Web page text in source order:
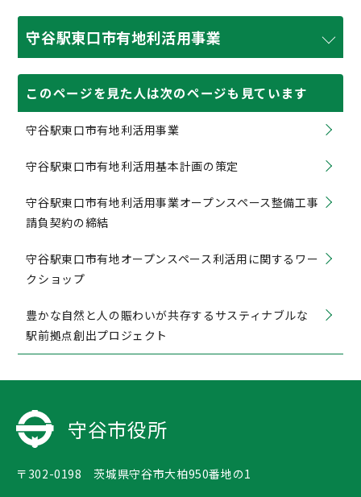
守谷駅東口市有地利活用事業
このページを見た人は次のページも見ています
守谷駅東口市有地利活用事業
守谷駅東口市有地利活用基本計画の策定
守谷駅東口市有地利活用事業オープンスペース整備工事
請負契約の締結
守谷駅東口市有地オープンスペース利活用に関するワー
クショップ
豊かな自然と人の賑わいが共存するサスティナブルな
駅前拠点創出プロジェクト
守谷市役所
〒302-0198 茨城県守谷市大柏950番地の1